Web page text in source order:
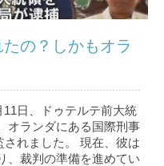
の？しかもオラ
日、ドゥテルテ前大統
オランダにある国際刑事
れました。 現在、彼は
、裁判の準備を進めてい